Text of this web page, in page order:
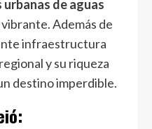
urbanas de aguas
Además de
infraestructura
y su riqueza
destino imperdible.